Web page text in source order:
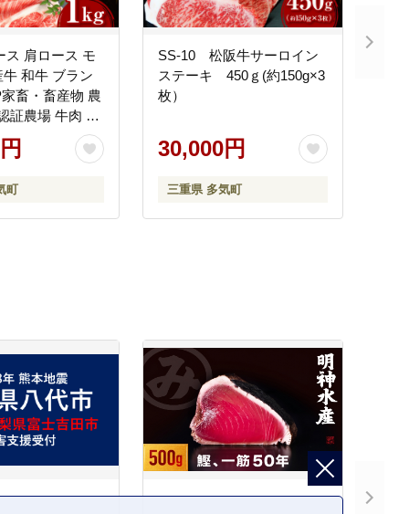
ス 肩ロース モ
和牛 ブラン
畜・畜産物 農
証農場 牛肉 肉
すすめ 神戸牛
ぶ 日本三大和
身 三重県 多気
町
SS-10 松阪牛サーロイン
ステーキ 450ｇ(約150g×3
枚）
30,000円
三重県 多気町